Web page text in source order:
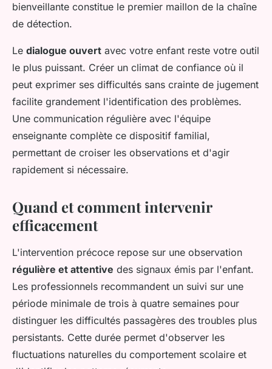
bienveillante constitue le premier maillon de la chaîne
de détection.
Le dialogue ouvert avec votre enfant reste votre outil
le plus puissant. Créer un climat de confiance où il
peut exprimer ses difficultés sans crainte de jugement
facilite grandement l'identification des problèmes.
Une communication régulière avec l'équipe
enseignante complète ce dispositif familial,
permettant de croiser les observations et d'agir
rapidement si nécessaire.
Quand et comment intervenir
efficacement
L'intervention précoce repose sur une observation
régulière et attentive des signaux émis par l'enfant.
Les professionnels recommandent un suivi sur une
période minimale de trois à quatre semaines pour
distinguer les difficultés passagères des troubles plus
persistants. Cette durée permet d'observer les
fluctuations naturelles du comportement scolaire et